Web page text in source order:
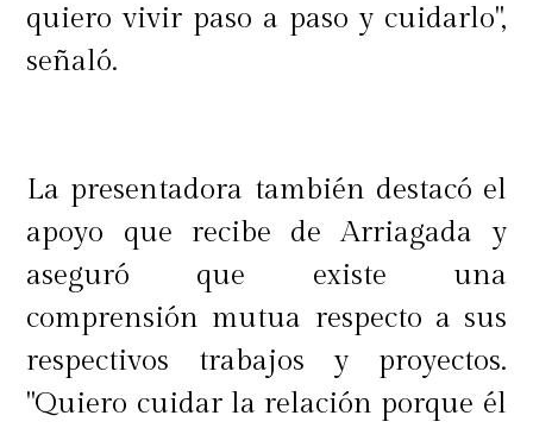
quiero vivir paso a paso y cuidarlo",
señaló.
La presentadora también destacó el
apoyo que recibe de Arriagada y
aseguró que existe una
comprensión mutua respecto a sus
respectivos trabajos y proyectos.
"Quiero cuidar la relación porque él